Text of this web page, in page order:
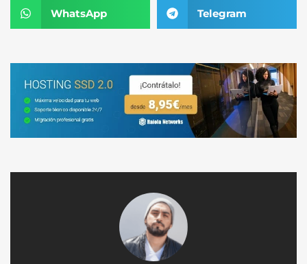
WhatsApp Telegram